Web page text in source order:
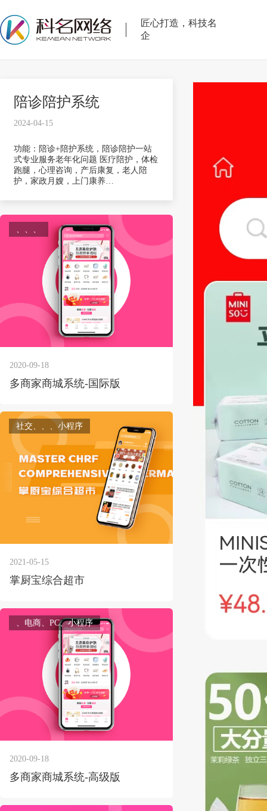
匠心打造，科技名
企
陪诊陪护系统
2024-04-15
功能：陪诊+陪护系统，陪诊陪护一站
式专业服务老年化问题 医疗陪护，体检
跑腿，心理咨询，产后康复，老人陪
护，家政月嫂，上门康养…
、、、
2020-09-18
多商家商城系统-国际版
社交、、、小程序
2021-05-15
掌厨宝综合超市
、电商、PC、小程序
2020-09-18
多商家商城系统-高级版
获得产品报价方案
1万个想法不如1次的方案落地
扫码添加[商务总监]沟通方案
扫码沟通